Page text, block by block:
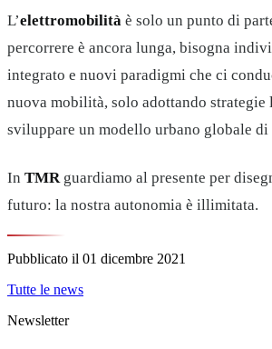
L’elettromobilità è solo un punto di
percorrere è ancora lunga, bisogna
integrato e nuovi paradigmi che ci
nuova mobilità, solo adottando strategie
sviluppare un modello urbano globale
In TMR guardiamo al presente per
futuro: la nostra autonomia è illimitata.
Pubblicato il 01 dicembre 2021
Tutte le news
Newsletter